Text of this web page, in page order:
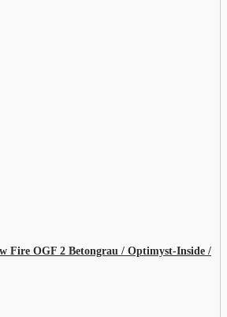
Fire OGF 2 Betongrau / Optimyst-Inside /